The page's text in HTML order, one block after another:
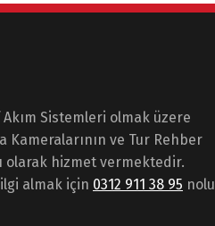
Akım Sistemleri olmak üzere
Kameralarının ve Tur Rehber
olarak hizmet vermektedir.
almak için 0312 911 38 95 nolu